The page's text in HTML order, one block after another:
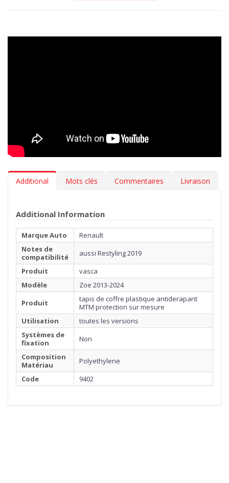
Additional Mots clés Commentaires Livraison
Additional Information
Marque Auto
Renault
Notes de
compatibilité
aussi Restyling 2019
Produit
vasca
Modèle
Zoe 2013-2024
Produit
tapis de coffre plastique antiderapant
MTM protection sur mesure
Utilisation
toutes les versions
Systèmes de
fixation
Non
Composition
Matériau
Polyethylene
Code
9402